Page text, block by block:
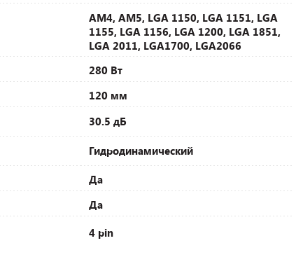
AM4, AM5, LGA 1150, LGA 1151, LGA
1155, LGA 1156, LGA 1200, LGA 1851,
LGA 2011, LGA1700, LGA2066
280 Вт
120 мм
30.5 дБ
Гидродинамический
Да
Да
4 pin